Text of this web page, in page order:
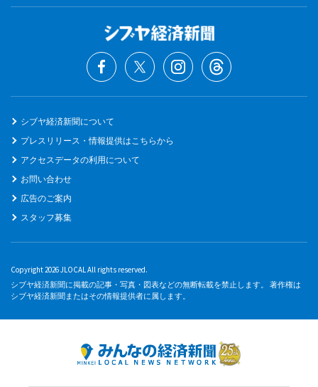
シブヤ経済新聞について
プレスリリース・情報提供はこちらから
アクセスデータの利用について
お問い合わせ
広告のご案内
スタッフ募集
Copyright 2026 JLOCAL All rights reserved.
シブヤ経済新聞に掲載の記事・写真・図表などの無断転載を禁止します。 著作権は
シブヤ経済新聞またはその情報提供者に属します。